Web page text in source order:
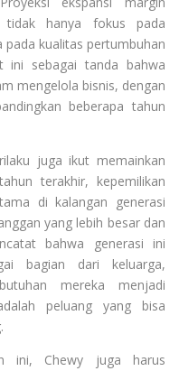
tidak hanya fokus pada
kualitas pertumbuhan
ini sebagai tanda bahwa
mengelola bisnis, dengan
beberapa tahun
juga ikut memainkan
terakhir, kepemilikan
di kalangan generasi
yang lebih besar dan
bahwa generasi ini
bagian dari keluarga,
mereka menjadi
peluang yang bisa
ini, Chewy juga harus